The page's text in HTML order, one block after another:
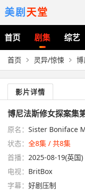
美剧天堂
首页 剧集 综艺
首页 灵异/惊悚
影片详情
博尼法斯修女探案集
原名： Sister Boniface
状态： 全8集 / 共8集
首播： 2025-08-19(英国)
电视： BritBox
字幕： 好剧压制